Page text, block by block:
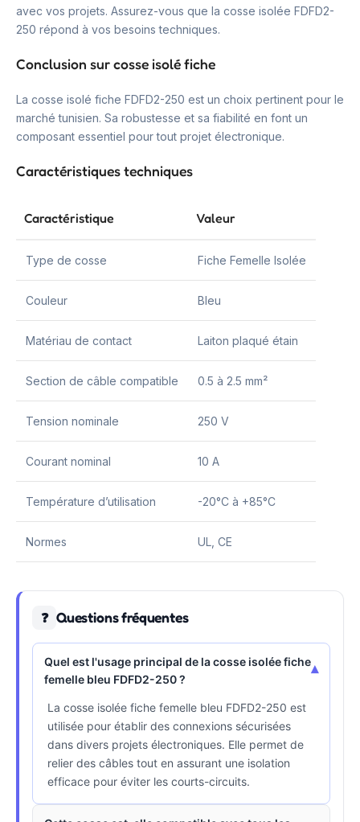
avec vos projets. Assurez-vous que la cosse isolée FDFD2-
250 répond à vos besoins techniques.
Conclusion sur cosse isolé fiche
La cosse isolé fiche FDFD2-250 est un choix pertinent pour le
marché tunisien. Sa robustesse et sa fiabilité en font un
composant essentiel pour tout projet électronique.
Caractéristiques techniques
Caractéristique Valeur
Type de cosse Fiche Femelle Isolée
Couleur Bleu
Matériau de contact Laiton plaqué étain
Section de câble compatible 0.5 à 2.5 mm²
Tension nominale 250 V
Courant nominal 10 A
Température d’utilisation -20°C à +85°C
Normes UL, CE
❓ Questions fréquentes
Quel est l'usage principal de la cosse isolée fiche
femelle bleu FDFD2-250 ?
▾
La cosse isolée fiche femelle bleu FDFD2-250 est
utilisée pour établir des connexions sécurisées
dans divers projets électroniques. Elle permet de
relier des câbles tout en assurant une isolation
efficace pour éviter les courts-circuits.